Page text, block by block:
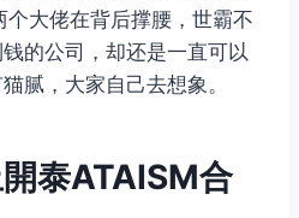
大佬在背后撑腰，世霸不
的公司，却还是一直可以
腻，大家自己去想象。
泰ATAISM合